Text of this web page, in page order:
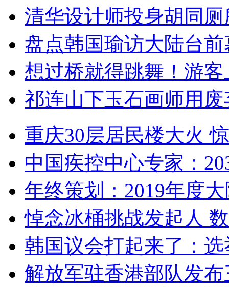
清华设计师投身胡同
盘点韩国瑜访大陆台
想过桥就得跳舞！游客
祁连山下玉石画师用
重庆30层居民楼大火
中国疾控中心专家：
年终策划：2019年度
悼念冰桶挑战发起人
韩国议会打起来了：
解放军驻香港部队发